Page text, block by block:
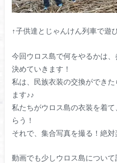
↑子供達とじゃんけん列車で遊
今回ウロス島で何をやるかは
決めていきます！
私は、民族衣装の交換ができ
ます♪♪
私たちがウロス島の衣装を着
らう！
それで、集合写真を撮る！絶対
動画でも少しウロス島につい